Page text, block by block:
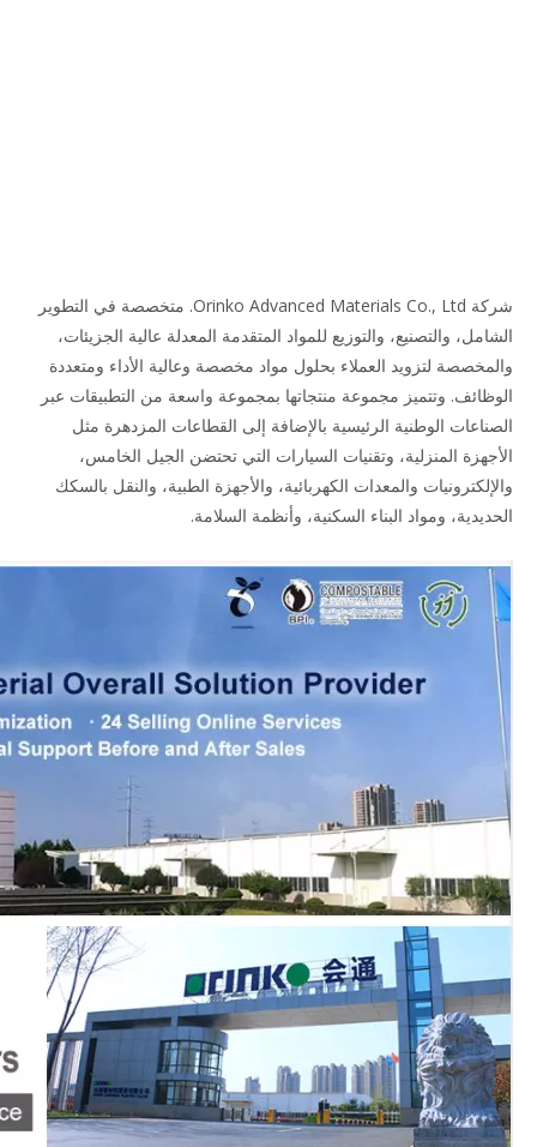
شركة Orinko Advanced Materials Co., Ltd. متخصصة في التطوير
الشامل، والتصنيع، والتوزيع للمواد المتقدمة المعدلة عالية الجزيئات،
والمخصصة لتزويد العملاء بحلول مواد مخصصة وعالية الأداء ومتعددة
الوظائف. وتتميز مجموعة منتجاتها بمجموعة واسعة من التطبيقات عبر
الصناعات الوطنية الرئيسية بالإضافة إلى القطاعات المزدهرة مثل
الأجهزة المنزلية، وتقنيات السيارات التي تحتضن الجيل الخامس،
والإلكترونيات والمعدات الكهربائية، والأجهزة الطبية، والنقل بالسكك
الحديدية، ومواد البناء السكنية، وأنظمة السلامة.